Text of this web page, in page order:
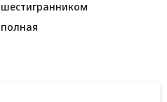
шестигранником
полная